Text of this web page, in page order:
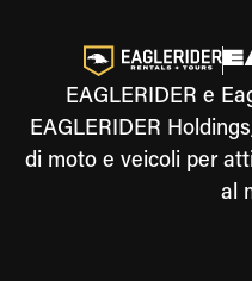
EAGLERIDER e
EAGLERIDER
di moto e veicoli per
al